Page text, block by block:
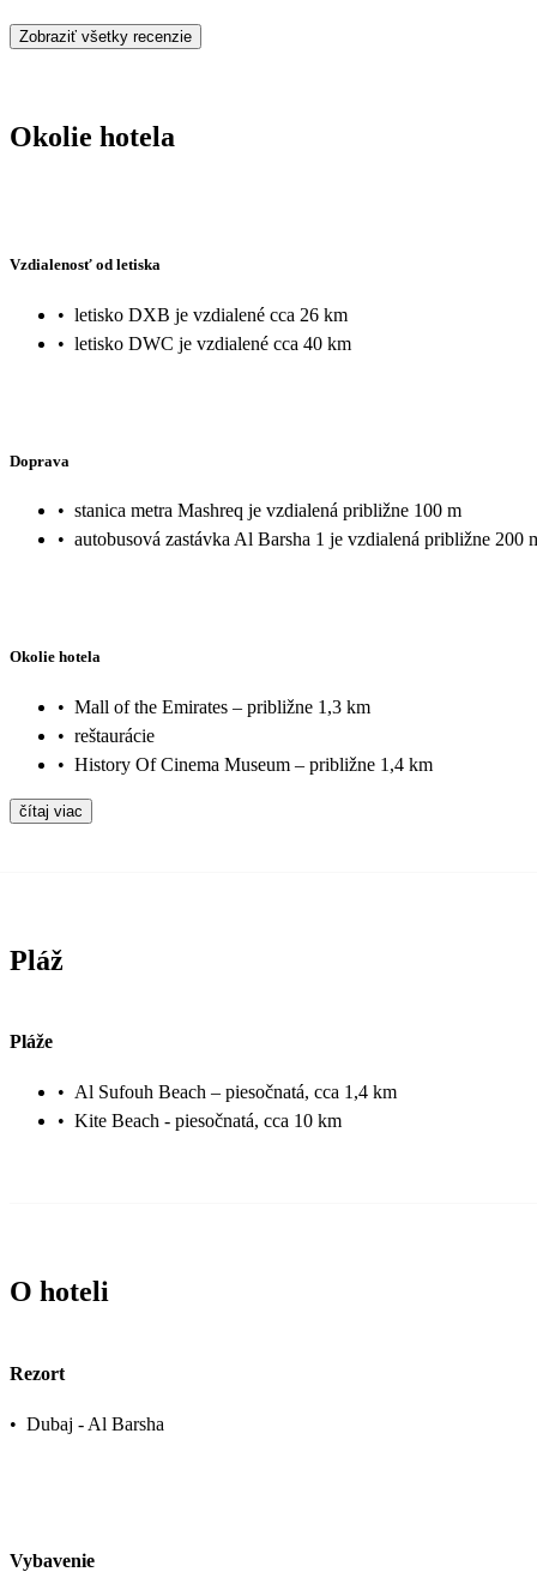
Zobraziť všetky recenzie
Okolie hotela
Vzdialenosť od letiska
• letisko DXB je vzdialené cca 26 km
• letisko DWC je vzdialené cca 40 km
Doprava
• stanica metra Mashreq je vzdialená približne 100 m
• autobusová zastávka Al Barsha 1 je vzdialená približne 200
Okolie hotela
• Mall of the Emirates – približne 1,3 km
• reštaurácie
• History Of Cinema Museum – približne 1,4 km
čítaj viac
Pláž
Pláže
• Al Sufouh Beach – piesočnatá, cca 1,4 km
• Kite Beach - piesočnatá, cca 10 km
O hoteli
Rezort
• Dubaj - Al Barsha
Vybavenie